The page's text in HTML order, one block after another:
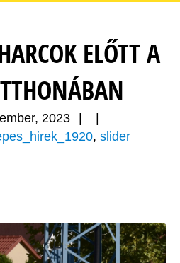
ELŐTT A
2023
, slider